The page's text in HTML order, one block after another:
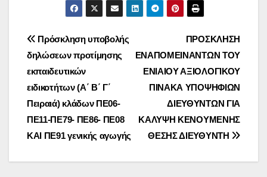
Πλοήγηση
άρθρων
ΠΡΟΣΚΛΗΣΗ
ΕΝΑΠΟΜΕΙΝΑΝΤΩΝ ΤΟΥ
ΕΝΙΑΙΟΥ ΑΞΙΟΛΟΓΙΚΟΥ
ΠΙΝΑΚΑ ΥΠΟΨΗΦΙΩΝ
ΔΙΕΥΘΥΝΤΩΝ ΓΙΑ
ΚΑΛΥΨΗ ΚΕΝΟΥΜΕΝΗΣ
ΘΕΣΗΣ ΔΙΕΥΘΥΝΤΗ
Πρόσκληση υποβολής
δηλώσεων προτίμησης
εκπαιδευτικών
ειδικοτήτων (Α΄ Β΄ Γ΄
Πειραιά) κλάδων ΠΕ06-
ΠΕ11-ΠΕ79- ΠΕ86- ΠΕ08
ΚΑΙ ΠΕ91 γενικής αγωγής